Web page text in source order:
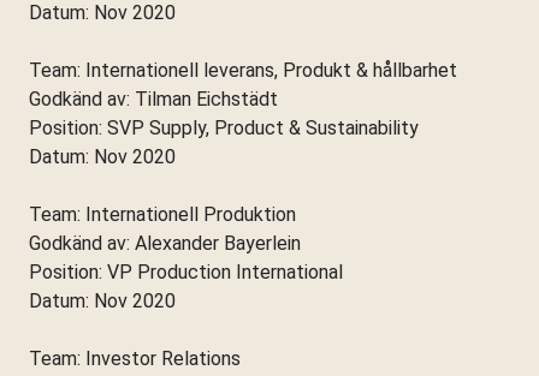
Datum: Nov 2020
Team: Internationell leverans, Produkt & hållbarhet
Godkänd av: Tilman Eichstädt
Position: SVP Supply, Product & Sustainability
Datum: Nov 2020
Team: Internationell Produktion
Godkänd av: Alexander Bayerlein
Position: VP Production International
Datum: Nov 2020
Team: Investor Relations